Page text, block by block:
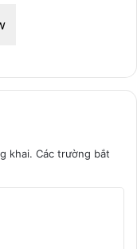
khai. Các trường bắt